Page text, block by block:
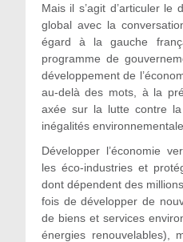
Mais il s’agit d’articuler le
global avec la
égard à la gauche
programme de
développement de
au-delà des mots, à la
axée sur la lutte contre
inégalités
Développer l’économie
les éco-industries et
dont dépendent des
fois de développer de
de biens et services
énergies